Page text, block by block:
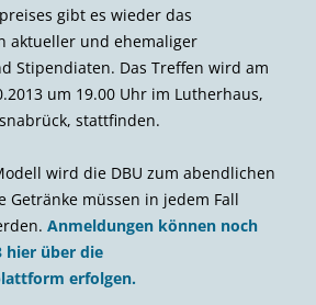
gibt es wieder das
aktueller und ehemaliger
Stipendiaten. Das Treffen wird am
um 19.00 Uhr im Lutherhaus,
stattfinden.
wird die DBU zum abendlichen
Getränke müssen in jedem Fall
Anmeldungen können noch
hier über die
erfolgen.